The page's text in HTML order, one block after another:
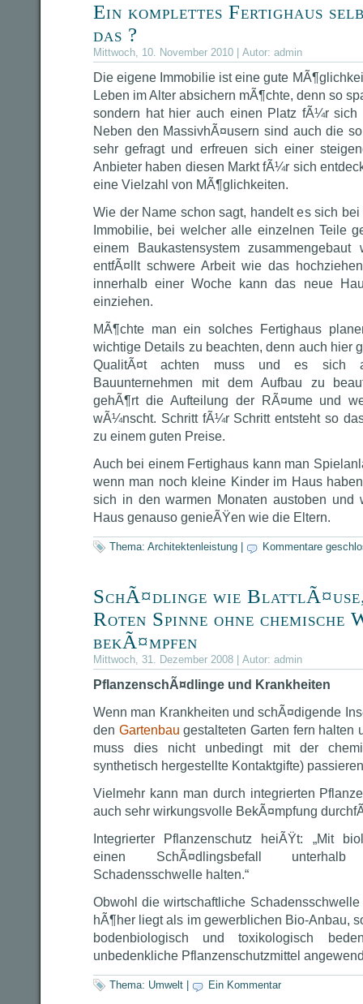
Ein komplettes Fertighaus
das ?
Mittwoch, 10. November 2010 | Autor: admin
Die eigene Immobilie ist eine gute
Leben im Alter absichern mÃ¶chte, denn so
sondern hat hier auch einen Platz fÃ¼r sich
Neben den MassivhÃ¤usern sind auch die
sehr gefragt und erfreuen sich einer
Anbieter haben diesen Markt fÃ¼r sich
eine Vielzahl von MÃ¶glichkeiten.
Wie der Name schon sagt, handelt es sich
Immobilie, bei welcher alle einzelnen Teile
einem Baukastensystem
entfÃ¤llt schwere Arbeit wie das
innerhalb einer Woche kann das neue
einziehen.
MÃ¶chte man ein solches Fertighaus
wichtige Details zu beachten, denn auch hier
QualitÃ¤t achten muss und es sich
Bauunternehmen mit dem Aufbau zu
gehÃ¶rt die Aufteilung der RÃ¤ume und
wÃ¼nscht. Schritt fÃ¼r Schritt entsteht so
zu einem guten Preise.
Auch bei einem Fertighaus kann man
wenn man noch kleine Kinder im Haus
sich in den warmen Monaten austoben und
Haus genauso genieÃŸen wie die Eltern.
Thema: Architektenleistung Kommentare
SchÃ¤dlinge wie
Roten Spinne ohne chemische
bekÃ¤mpfen
Mittwoch, 31. Dezember 2008 | Autor: admin
PflanzenschÃ¤dlinge und Krankheiten
Wenn man Krankheiten und schÃ¤digende
den Gartenbau gestalteten Garten fern halten
muss dies nicht unbedingt mit der
synthetisch hergestellte Kontaktgifte)
Vielmehr kann man durch integrierten
auch sehr wirkungsvolle BekÃ¤mpfung
Integrierter Pflanzenschutz heiÃŸt: „Mit
einen SchÃ¤dlingsbefall
Schadensschwelle halten.“
Obwohl die wirtschaftliche
hÃ¶her liegt als im gewerblichen Bio-Anbau,
bodenbiologisch und toxikologisch
unbedenkliche Pflanzenschutzmittel
Thema: Umwelt Ein Kommentar